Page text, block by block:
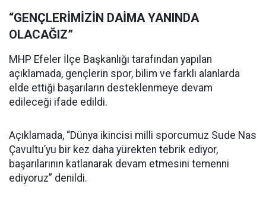
“GENÇLERİMİZİN DAİMA YANINDA
OLACAĞIZ”
MHP Efeler İlçe Başkanlığı tarafından yapılan
açıklamada, gençlerin spor, bilim ve farklı alanlarda
elde ettiği başarıların desteklenmeye devam
edileceği ifade edildi.
Açıklamada, “Dünya ikincisi milli sporcumuz Sude Nas
Çavultu’yu bir kez daha yürekten tebrik ediyor,
başarılarının katlanarak devam etmesini temenni
ediyoruz” denildi.